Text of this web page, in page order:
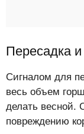
Пересадка и
Сигналом для
весь объем
делать весной.
повреждению